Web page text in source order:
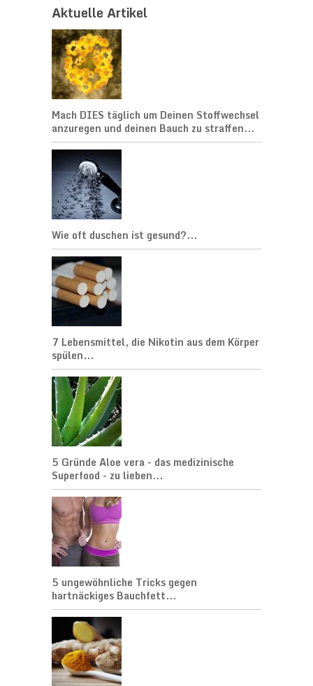
Aktuelle Artikel
Mach DIES täglich um Deinen Stoffwechsel
anzuregen und deinen Bauch zu straffen...
Wie oft duschen ist gesund?...
7 Lebensmittel, die Nikotin aus dem Körper
spülen...
5 Gründe Aloe vera - das medizinische
Superfood - zu lieben...
5 ungewöhnliche Tricks gegen
hartnäckiges Bauchfett...